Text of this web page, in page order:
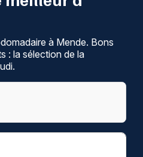
à Mende. Bons
: la sélection de la